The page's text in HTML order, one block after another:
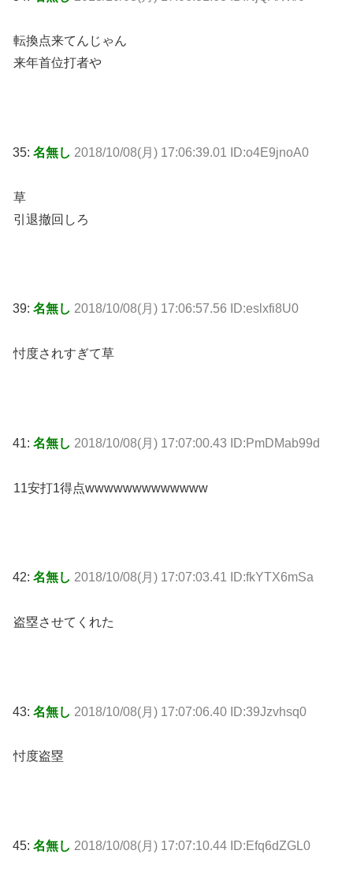
転換点来てんじゃん
来年首位打者や
35: 名無し 2018/10/08(月) 17:06:39.01 ID:o4E9jnoA0
草
引退撤回しろ
39: 名無し 2018/10/08(月) 17:06:57.56 ID:eslxfi8U0
忖度されすぎて草
41: 名無し 2018/10/08(月) 17:07:00.43 ID:PmDMab99d
11安打1得点wwwwwwwwwwwww
42: 名無し 2018/10/08(月) 17:07:03.41 ID:fkYTX6mSa
盗塁させてくれた
43: 名無し 2018/10/08(月) 17:07:06.40 ID:39Jzvhsq0
忖度盗塁
45: 名無し 2018/10/08(月) 17:07:10.44 ID:Efq6dZGL0